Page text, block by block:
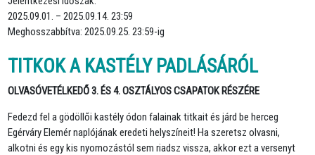
2025.09.01. – 2025.09.14. 23:59
Meghosszabbítva: 2025.09.25. 23:59-ig
TITKOK A KASTÉLY PADLÁSÁRÓL
OLVASÓVETÉLKEDŐ 3. ÉS 4. OSZTÁLYOS CSAPATOK RÉSZÉRE
Fedezd fel a gödöllői kastély ódon falainak titkait és járd be herceg
Egérváry Elemér naplójának eredeti helyszíneit! Ha szeretsz olvasni,
alkotni és egy kis nyomozástól sem riadsz vissza, akkor ezt a versenyt